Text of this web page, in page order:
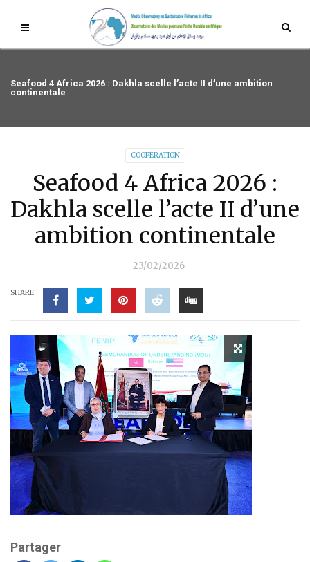
Seafood 4 Africa 2026 : Dakhla scelle l’acte II d’une ambition
continentale
COOPÉRATION
Seafood 4 Africa 2026 :
Dakhla scelle l’acte II d’une
ambition continentale
23/02/2026
SHARE
Partager